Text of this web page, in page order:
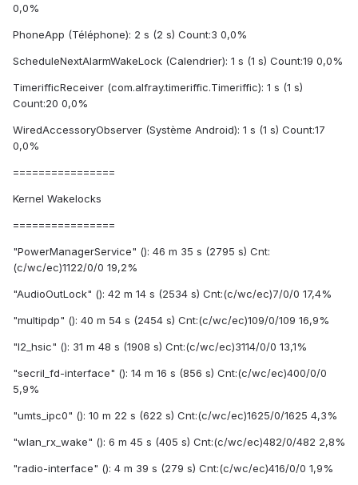
0,0%
PhoneApp (Téléphone): 2 s (2 s) Count:3 0,0%
ScheduleNextAlarmWakeLock (Calendrier): 1 s (1 s) Count:19 0,0%
TimerifficReceiver (com.alfray.timeriffic.Timeriffic): 1 s (1 s)
Count:20 0,0%
WiredAccessoryObserver (Système Android): 1 s (1 s) Count:17
0,0%
================
Kernel Wakelocks
================
"PowerManagerService" (): 46 m 35 s (2795 s) Cnt:
(c/wc/ec)1122/0/0 19,2%
"AudioOutLock" (): 42 m 14 s (2534 s) Cnt:(c/wc/ec)7/0/0 17,4%
"multipdp" (): 40 m 54 s (2454 s) Cnt:(c/wc/ec)109/0/109 16,9%
"l2_hsic" (): 31 m 48 s (1908 s) Cnt:(c/wc/ec)3114/0/0 13,1%
"secril_fd-interface" (): 14 m 16 s (856 s) Cnt:(c/wc/ec)400/0/0
5,9%
"umts_ipc0" (): 10 m 22 s (622 s) Cnt:(c/wc/ec)1625/0/1625 4,3%
"wlan_rx_wake" (): 6 m 45 s (405 s) Cnt:(c/wc/ec)482/0/482 2,8%
"radio-interface" (): 4 m 39 s (279 s) Cnt:(c/wc/ec)416/0/0 1,9%